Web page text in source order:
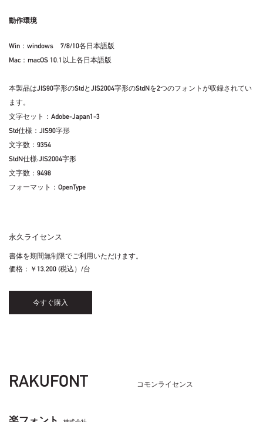
動作環境
Win：windows 7/8/10各日本語版
Mac：macOS 10.1以上各日本語版
本製品はJIS90字形のStdとJIS2004字形のStdNを2つのフォントが収録されてい
ます。
文字セット：Adobe-Japan1-3
Std仕様：JIS90字形
文字数：9354
StdN仕様:JIS2004字形
文字数：9498
フォーマット：OpenType
永久ライセンス
書体を期間無制限でご利用いただけます。
価格：
￥13,200 (税込）/台
今すぐ購入
RAKUFONT コモンライセンス